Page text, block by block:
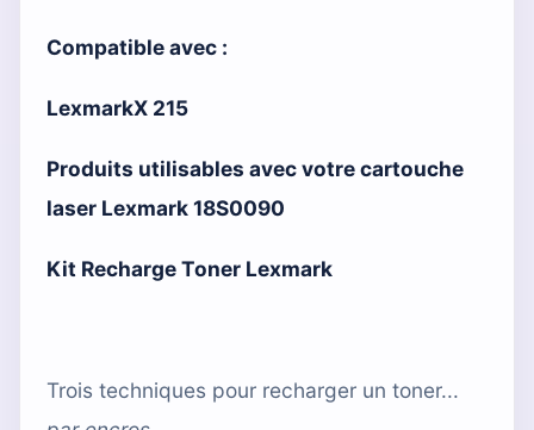
Compatible avec :
LexmarkX 215
Produits utilisables avec votre cartouche
laser Lexmark 18S0090
Kit Recharge Toner Lexmark
Trois techniques pour recharger un toner...